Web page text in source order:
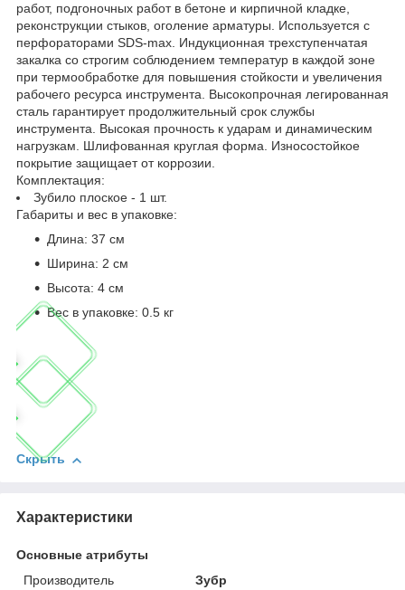
работ, подгоночных работ в бетоне и кирпичной кладке,
реконструкции стыков, оголение арматуры. Используется с
перфораторами SDS-max. Индукционная трехступенчатая
закалка со строгим соблюдением температур в каждой зоне
при термообработке для повышения стойкости и увеличения
рабочего ресурса инструмента. Высокопрочная легированная
сталь гарантирует продолжительный срок службы
инструмента. Высокая прочность к ударам и динамическим
нагрузкам. Шлифованная круглая форма. Износостойкое
покрытие защищает от коррозии.
Комплектация:
Зубило плоское - 1 шт.
Габариты и вес в упаковке:
Длина: 37 см
Ширина: 2 см
Высота: 4 см
Вес в упаковке: 0.5 кг
Скрыть
Характеристики
Основные атрибуты
Производитель
Зубр